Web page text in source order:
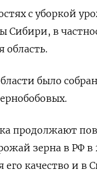
с уборкой
Сибири, в
область.
было
продолжают
зерна в РФ в
его качество и в